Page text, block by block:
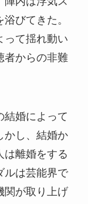
びてきた。
って揺れ動い
者からの非難
結婚によって
かし、結婚か
は離婚をする
ルは芸能界で
関が取り上げ